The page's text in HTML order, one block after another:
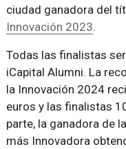
ciudad ganadora del
Innovación 2023.
Todas las finalistas
iCapital Alumni. La
la Innovación 2024
euros y las finalistas
parte, la ganadora de
más Innovadora